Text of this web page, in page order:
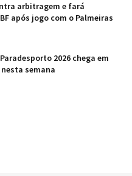
arbitragem e fará
após jogo com o Palmeiras
2026 chega em
semana